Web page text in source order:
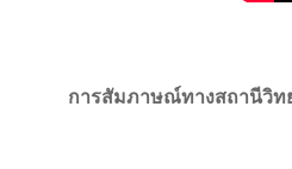
การสัมภาษณ์ทางสถานีวิท